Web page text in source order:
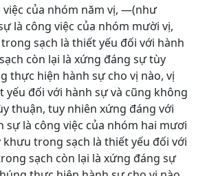
việc của nhóm năm vị, ―(như
là công việc của nhóm mười vị,
sạch là thiết yếu đối với hành
còn lại là xứng đáng sự tùy
thực hiện hành sự cho vị nào, vị
yếu đối với hành sự và cũng không
thuận, tuy nhiên xứng đáng với
sự là công việc của nhóm hai mươi
khưu trong sạch là thiết yếu đối với
sạch còn lại là xứng đáng sự